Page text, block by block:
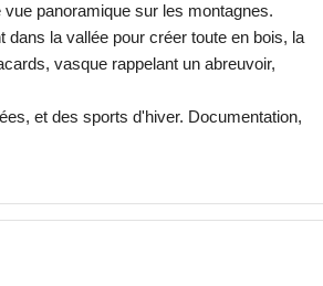
panoramique sur les montagnes.
dans la vallée pour créer toute en bois, la
vasque rappelant un abreuvoir,
et des sports d'hiver. Documentation,